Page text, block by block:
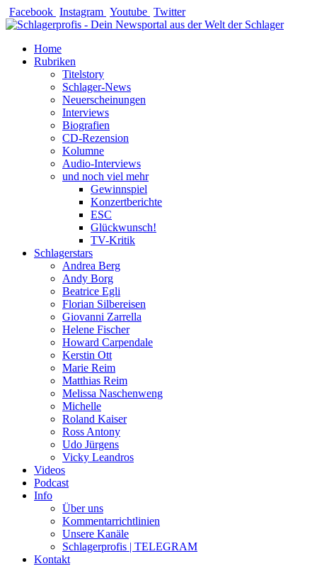
Zum
Inhalt
Facebook Instagram Youtube Twitter
Home
Rubriken
Titelstory
Schlager-News
Neuerscheinungen
Interviews
Biografien
CD-Rezension
Kolumne
Audio-Interviews
und noch viel mehr
Gewinnspiel
Konzertberichte
ESC
Glückwunsch!
TV-Kritik
Schlagerstars
Andrea Berg
Andy Borg
Beatrice Egli
Florian Silbereisen
Giovanni Zarrella
Helene Fischer
Howard Carpendale
Kerstin Ott
Marie Reim
Matthias Reim
Melissa Naschenweng
Michelle
Roland Kaiser
Ross Antony
Udo Jürgens
Vicky Leandros
Videos
Podcast
Info
Über uns
Kommentarrichtlinien
Unsere Kanäle
Schlagerprofis | TELEGRAM
Kontakt